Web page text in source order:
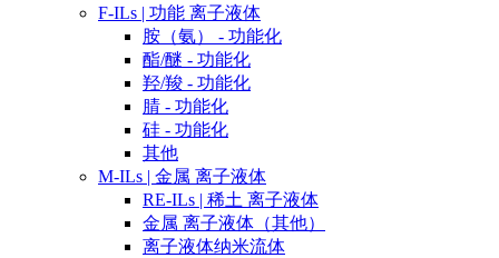
F-ILs | 功能 离子液体
胺（氨） - 功能化
酯/醚 - 功能化
羟/羧 - 功能化
腈 - 功能化
硅 - 功能化
其他
M-ILs | 金属 离子液体
RE-ILs | 稀土 离子液体
金属 离子液体（其他）
离子液体纳米流体